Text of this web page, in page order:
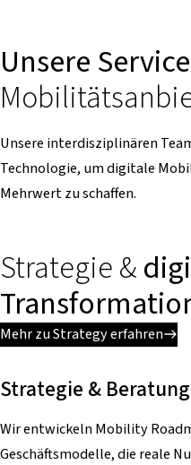
Unsere
Unsere interdisziplinären
Technologie, um digitale
Mehrwert zu schaffen.
Strategie &
Mehr zu Strategy erfahren
Strategie & Beratung
Wir entwickeln Mobility
Geschäftsmodelle, die reale